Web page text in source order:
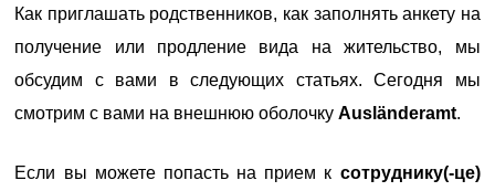
Как приглашать родственников, как заполнять анкету на
получение или продление вида на жительство, мы
обсудим с вами в следующих статьях. Сегодня мы
смотрим с вами на внешнюю оболочкуAusländeramt.
Если вы можете попасть на прием к сотруднику(-це)